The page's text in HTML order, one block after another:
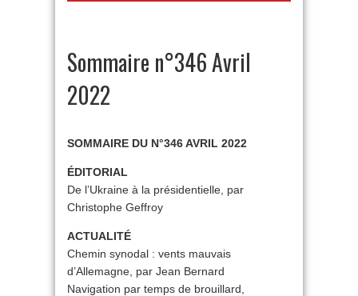
Sommaire n°346 Avril
2022
SOMMAIRE DU N°346 AVRIL 2022
ÉDITORIAL
De l’Ukraine à la présidentielle, par
Christophe Geffroy
ACTUALITÉ
Chemin synodal : vents mauvais
d’Allemagne, par Jean Bernard
Navigation par temps de brouillard,